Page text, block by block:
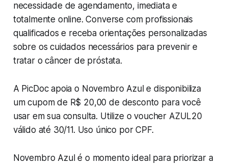
necessidade de agendamento, imediata e
totalmente online. Converse com profissionais
qualificados e receba orientações personalizadas
sobre os cuidados necessários para prevenir e
tratar o câncer de próstata.
A PicDoc apoia o Novembro Azul e disponibiliza
um cupom de R$ 20,00 de desconto para você
usar em sua consulta. Utilize o voucher AZUL20
válido até 30/11. Uso único por CPF.
Novembro Azul é o momento ideal para priorizar a